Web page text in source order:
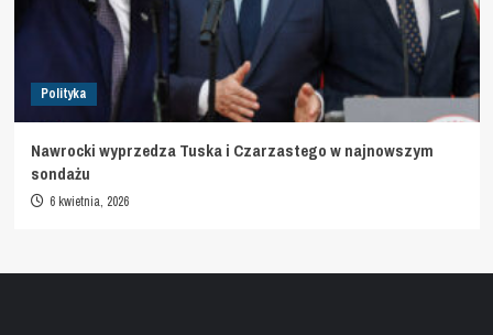
Polityka
Nawrocki wyprzedza Tuska i Czarzastego w najnowszym
sondażu
6 kwietnia, 2026